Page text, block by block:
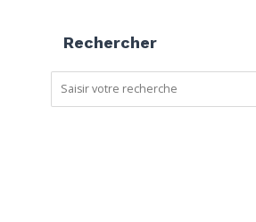
Rechercher